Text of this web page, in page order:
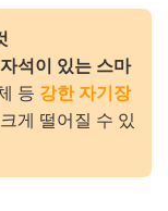
자석이 있는 스마
등 강한 자기장
게 떨어질 수 있